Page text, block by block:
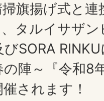
旗揚げ式と
、タルイサザ
SORA
陣～『令和8
されます！